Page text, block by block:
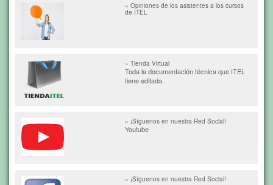
» Opiniones de los asistentes a los cursos
de ITEL
» Tienda Virtual
Toda la documentación técnica que ITEL
tiene editada.
» ¡Síguenos en nuestra Red Social!
Youtube
» ¡Síguenos en nuestra Red Social!